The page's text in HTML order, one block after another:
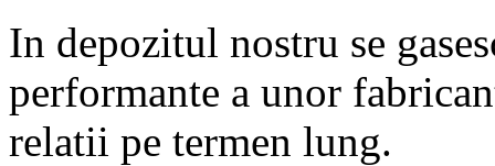
In depozitul nostru se
performante a unor
relatii pe termen lung.